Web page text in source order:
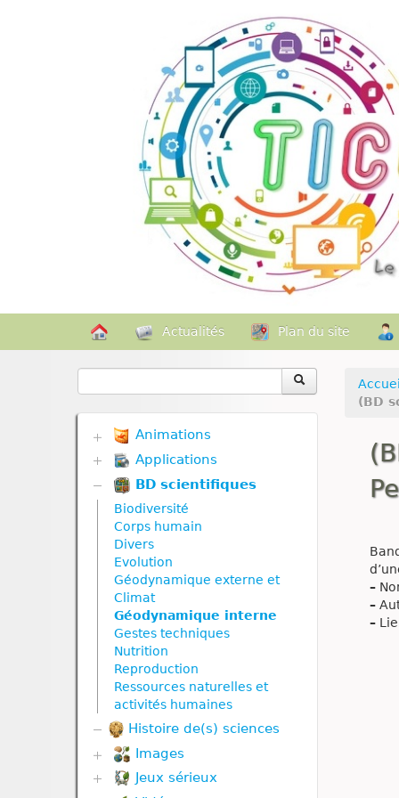
Actualités Plan du site
Accueil
(BD
–
–
–
Animations
Biodiversité
Communication hormonale
Communication nerveuse
Corps humain
Défense immunitaire
Divers
Génétique
Géodynamique externe
Géodynamique interne
Nutrition
Nutrition animale
Nutrition végétale
Reproduction
Reproduction animale
Ressources naturelles et
pollution
Applications
Biodiversité
Communication hormonale
Communication nerveuse
Corps humain
Défense immunitaire
Divers
Evolution
Génétique
Géodynamique externe
Géodynamique interne
Molécule
Nutrition
Nutrition animale
Reproduction
Reproduction animale
Reproduction végétale
BD scientifiques
Biodiversité
Corps humain
Divers
Evolution
Géodynamique externe et
Climat
Géodynamique interne
Gestes techniques
Nutrition
Reproduction
Ressources naturelles et
activités humaines
Histoire de(s) sciences
Images
Corps humain
Jeux sérieux